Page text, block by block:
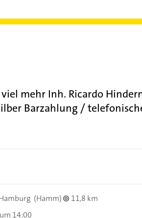
mehr Inh. Ricardo
Barzahlung /
(Hamm)
11,8 km
14:00